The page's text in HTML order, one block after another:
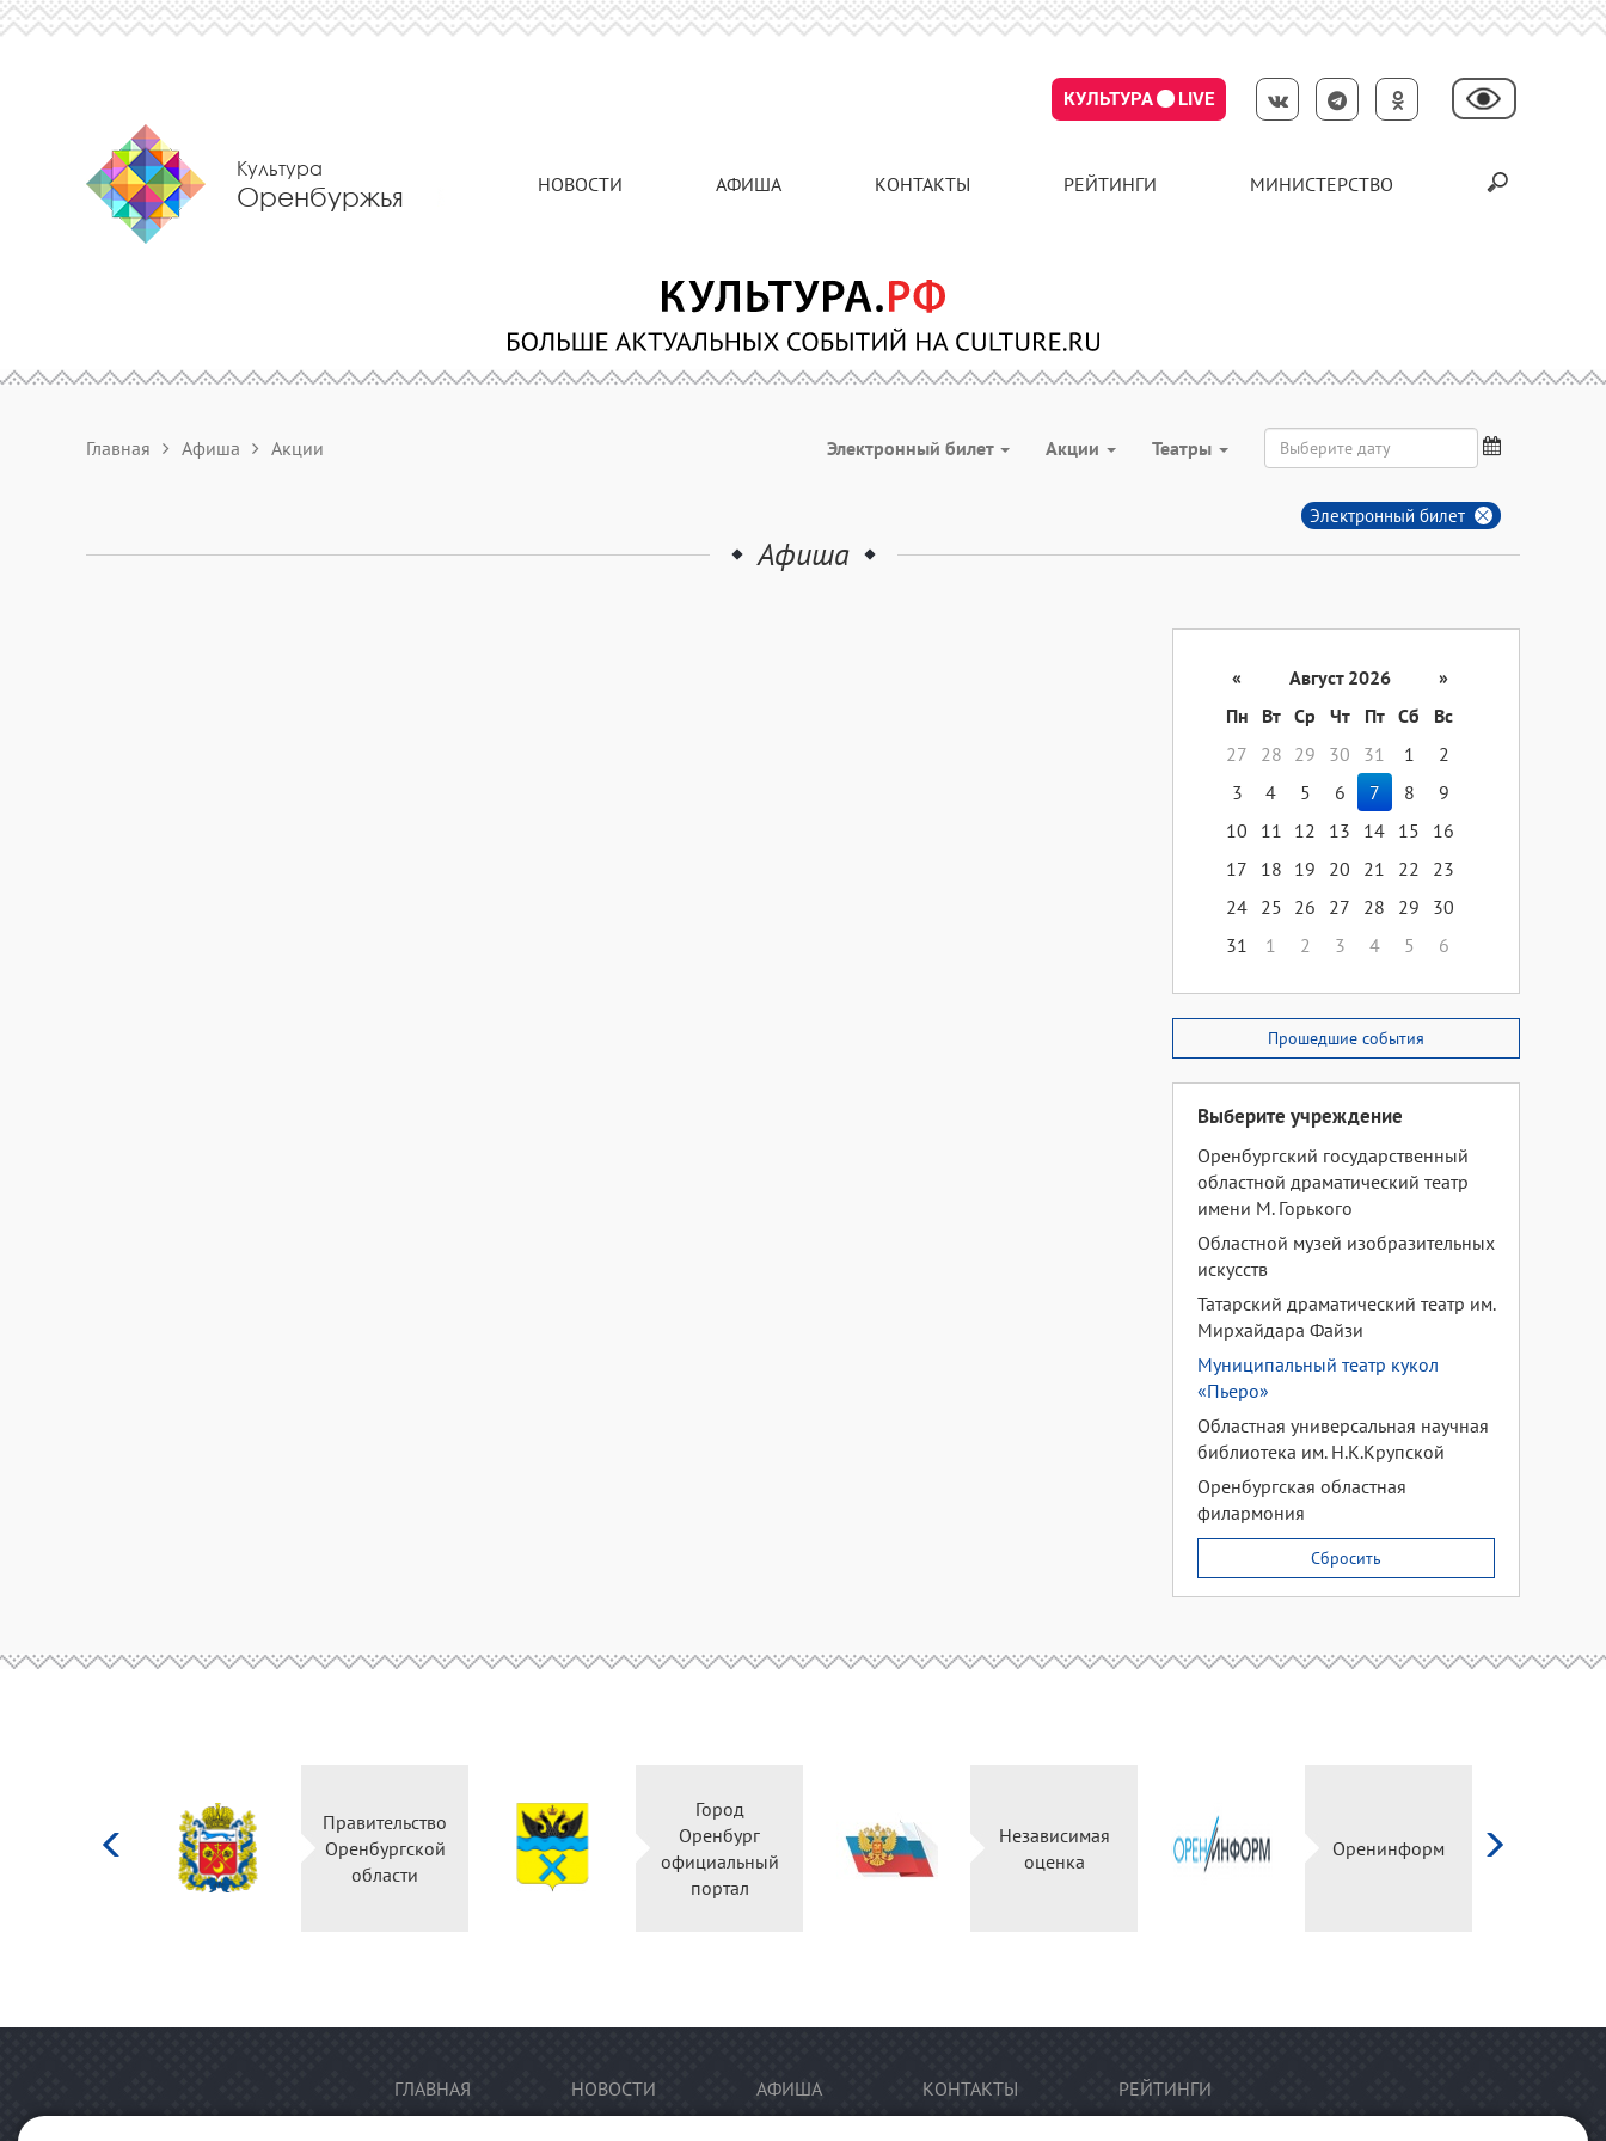
КУЛЬТУРА LIVE
Культура
Оренбуржья НОВОСТИ АФИША КОНТАКТЫ РЕЙТИНГИ МИНИСТЕРСТВО
Главная Афиша Акции Электронный билет Акции Театры
Электронный билет
Афиша
« Август 2026
»
Пн
Вт Ср Чт Пт Сб
Вс
27
28 29 30 31 1
2
3
4 5 6 7 8
9
10
11 12 13 14 15
16
17
18 19 20 21 22
23
24 25 26 27 28 29
30
31
1 2 3 4 5 6
Прошедшие события
Выберите учреждение
Оренбургский государственный
областной драматический театр
имени М. Горького
Областной музей изобразительных
искусств
Татарский драматический театр им.
Мирхайдара Файзи
Муниципальный театр кукол
«Пьеро»
Областная универсальная научная
библиотека им. Н.К.Крупской
Оренбургская областная
филармония
Сбросить
Правительство
Оренбургской
области
Город
Оренбург
официальный
портал
Независимая
оценка
Оренинформ
ГЛАВНАЯ НОВОСТИ АФИША КОНТАКТЫ РЕЙТИНГИ